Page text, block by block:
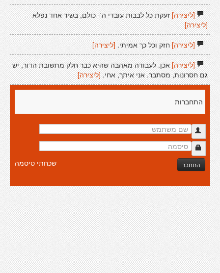
[ליצירה]זעקת כל לבבות עובדי ה'- כולם, בשיר אחד נפלא
[ליצירה]
[ליצירה]חזק וכל כך אמיתי.[ליצירה]
[ליצירה]אכן. לעבודה מאהבה שהיא כבר חלק מתשובת הדור, יש
גם חסרונות, מסתבר. אני איתך, אחי. [ליצירה]
התחברות
התחבר שכחתי סיסמה